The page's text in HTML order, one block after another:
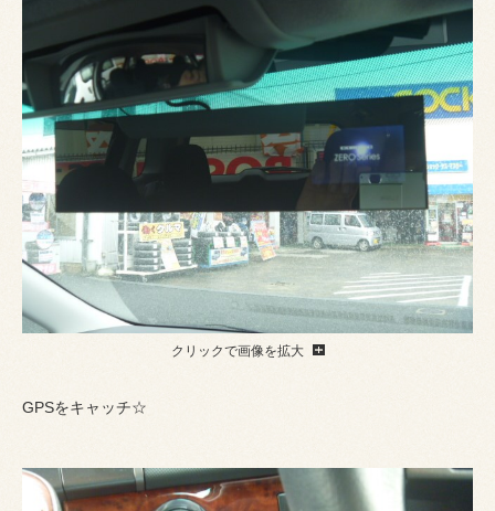
クリックで画像を拡大
GPSをキャッチ☆